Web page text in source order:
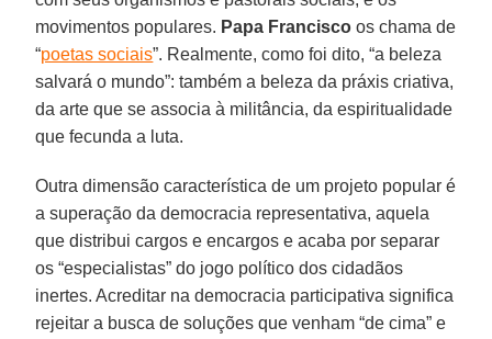
movimentos populares. Papa Francisco os chama de
“poetas sociais”. Realmente, como foi dito, “a beleza
salvará o mundo”: também a beleza da práxis criativa,
da arte que se associa à militância, da espiritualidade
que fecunda a luta.
Outra dimensão característica de um projeto popular é
a superação da democracia representativa, aquela
que distribui cargos e encargos e acaba por separar
os “especialistas” do jogo político dos cidadãos
inertes. Acreditar na democracia participativa significa
rejeitar a busca de soluções que venham “de cima” e